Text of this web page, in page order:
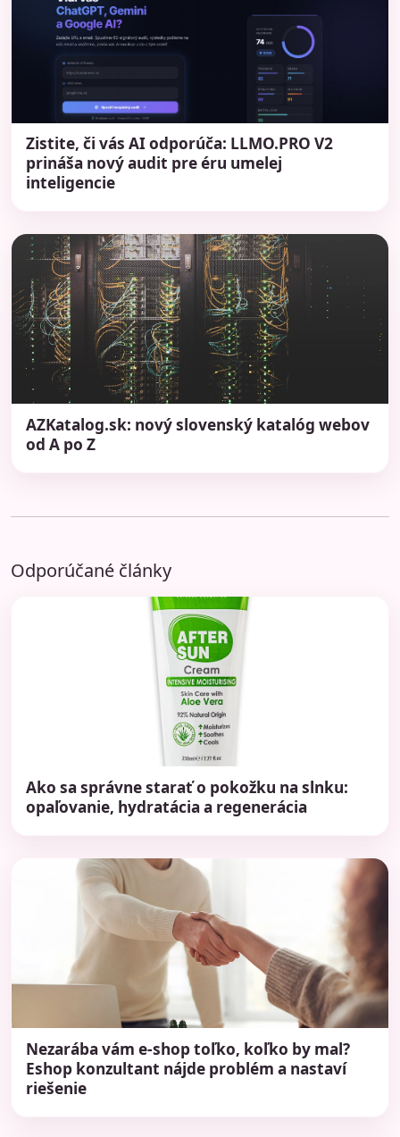
Zistite, či vás AI odporúča: LLMO.PRO V2
prináša nový audit pre éru umelej
inteligencie
AZKatalog.sk: nový slovenský katalóg webov
od A po Z
Odporúčané články
Ako sa správne starať o pokožku na slnku:
opaľovanie, hydratácia a regenerácia
Nezarába vám e-shop toľko, koľko by mal?
Eshop konzultant nájde problém a nastaví
riešenie